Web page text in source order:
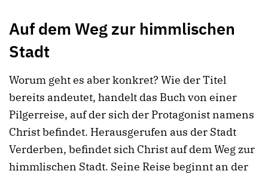
Auf dem Weg zur himmlischen
Stadt
Worum geht es aber konkret? Wie der Titel
bereits andeutet, handelt das Buch von einer
Pilgerreise, auf der sich der Protagonist namens
Christ befindet. Herausgerufen aus der Stadt
Verderben, befindet sich Christ auf dem Weg zur
himmlischen Stadt. Seine Reise beginnt an der